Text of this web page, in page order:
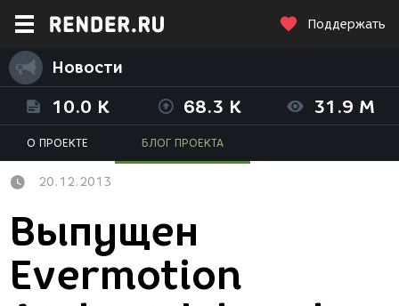
Поддержать
Новости
10.0 K 68.3 K 31.9 M
О ПРОЕКТЕ БЛОГ ПРОЕКТА
20.12.2013
Выпущен
Evermotion